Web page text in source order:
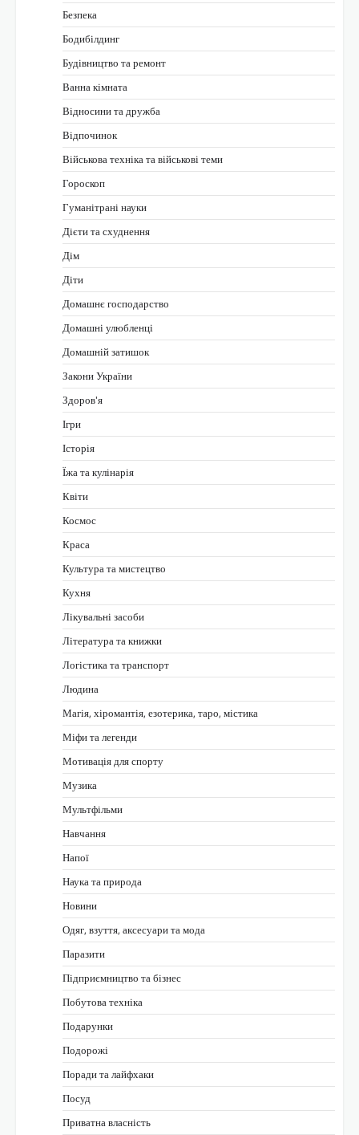
Безпека
Бодибілдинг
Будівництво та ремонт
Ванна кімната
Відносини та дружба
Відпочинок
Військова техніка та військові теми
Гороскоп
Гуманітрані науки
Дієти та схуднення
Дім
Діти
Домашнє господарство
Домашні улюбленці
Домашній затишок
Закони України
Здоров'я
Ігри
Історія
Їжа та кулінарія
Квіти
Космос
Краса
Культура та мистецтво
Кухня
Лікувальні засоби
Література та книжки
Логістика та транспорт
Людина
Магія, хіромантія, езотерика, таро, містика
Міфи та легенди
Мотивація для спорту
Музика
Мультфільми
Навчання
Напої
Наука та природа
Новини
Одяг, взуття, аксесуари та мода
Паразити
Підприємництво та бізнес
Побутова техніка
Подарунки
Подорожі
Поради та лайфхаки
Посуд
Приватна власність